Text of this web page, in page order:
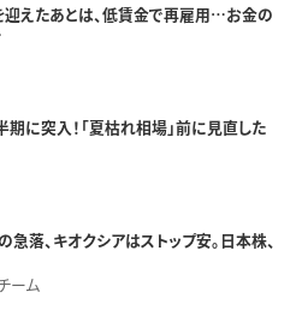
えたあとは、低賃金で再雇用…お金の
に突入！「夏枯れ相場」前に見直した
落、キオクシアはストップ安。日本株、
ーム